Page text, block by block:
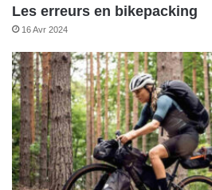
Les erreurs en bikepacking
16 Avr 2024